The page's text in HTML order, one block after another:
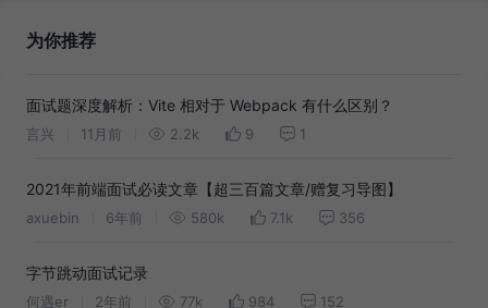
为你推荐
面试题深度解析：Vite 相对于 Webpack 有什么区别？
言兴 11月前 2.2k 9 1
2021年前端面试必读文章【超三百篇文章/赠复习导图】
axuebin 6年前 580k 7.1k 356
字节跳动面试记录
何遇er 2年前 77k 984 152